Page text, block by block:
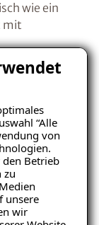
“Alle
von
Betrieb
zu
unsere
wir
wie ein
mit
bei